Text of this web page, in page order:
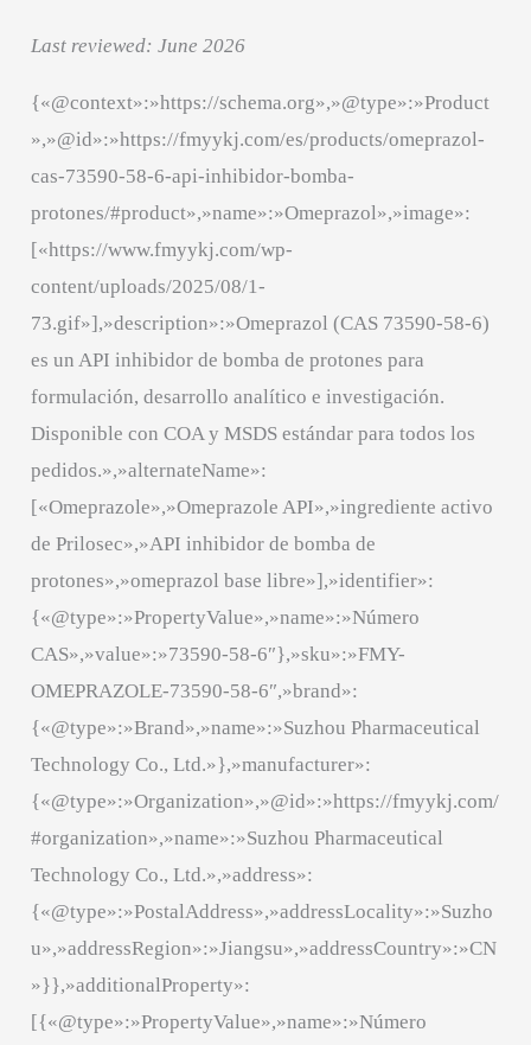
Last reviewed: June 2026
{«@context»:»https://schema.org»,»@type»:»Product
»,»@id»:»https://fmyykj.com/es/products/omeprazol-
cas-73590-58-6-api-inhibidor-bomba-
protones/#product»,»name»:»Omeprazol»,»image»:
[«https://www.fmyykj.com/wp-
content/uploads/2025/08/1-
73.gif»],»description»:»Omeprazol (CAS 73590-58-6)
es un API inhibidor de bomba de protones para
formulación, desarrollo analítico e investigación.
Disponible con COA y MSDS estándar para todos los
pedidos.»,»alternateName»:
[«Omeprazole»,»Omeprazole API»,»ingrediente activo
de Prilosec»,»API inhibidor de bomba de
protones»,»omeprazol base libre»],»identifier»:
{«@type»:»PropertyValue»,»name»:»Número
CAS»,»value»:»73590-58-6″},»sku»:»FMY-
OMEPRAZOLE-73590-58-6″,»brand»:
{«@type»:»Brand»,»name»:»Suzhou Pharmaceutical
Technology Co., Ltd.»},»manufacturer»:
{«@type»:»Organization»,»@id»:»https://fmyykj.com/
#organization»,»name»:»Suzhou Pharmaceutical
Technology Co., Ltd.»,»address»:
{«@type»:»PostalAddress»,»addressLocality»:»Suzho
u»,»addressRegion»:»Jiangsu»,»addressCountry»:»CN
»}},»additionalProperty»:
[{«@type»:»PropertyValue»,»name»:»Número